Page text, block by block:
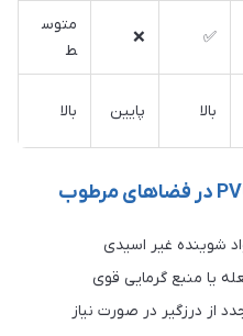
✅
❌
متوس
ط
بالا پایین بالا
شوینده غیر اسیدی
یا منبع گرمایی قوی
از درزگیر در صورت نیاز